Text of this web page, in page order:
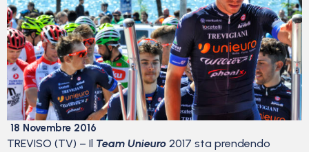
18 Novembre 2016
TREVISO (TV) – Il Team Unieuro 2017 sta prendendo